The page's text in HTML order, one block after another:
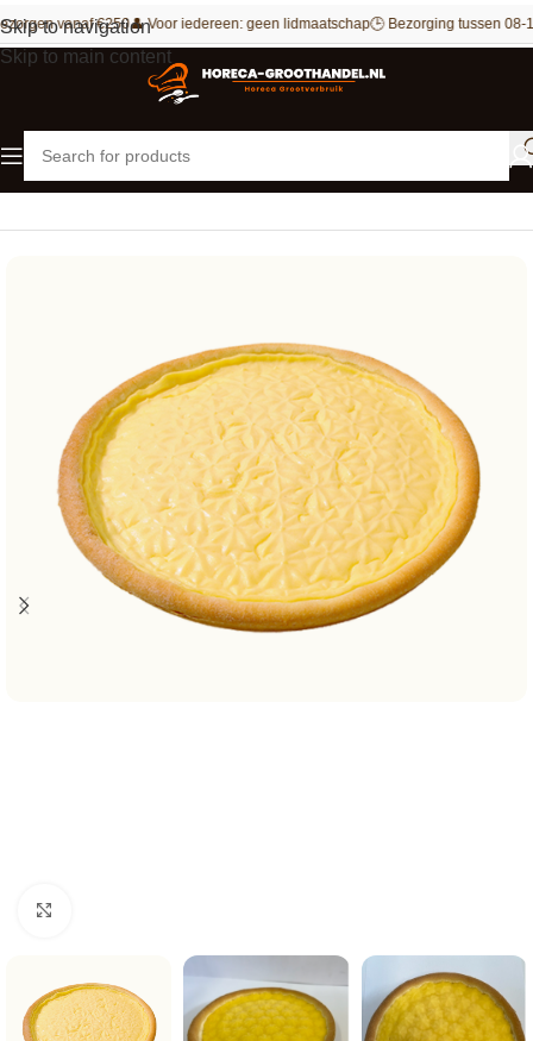
Skip to navigation
Skip to main content
vanaf €250👤 Voor iedereen: geen lidmaatschap🕒 Bezorging tussen 08-
Home Patisserie